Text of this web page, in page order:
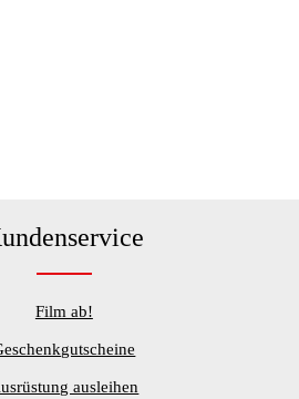
Film ab!
ausleihen